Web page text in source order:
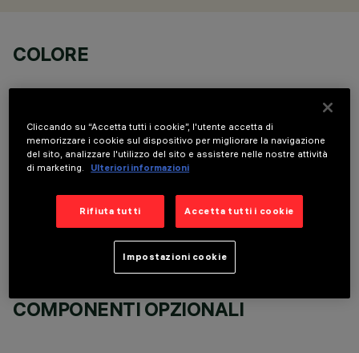
COLORE
ACCESSORI OBBLIGATORI
È necessario ordinare uno degli accessori obbligatori per installare e utilizzare correttamente il
COMPONENTI OPZIONALI
Cliccando su “Accetta tutti i cookie”, l'utente accetta di
memorizzare i cookie sul dispositivo per migliorare la navigazione
del sito, analizzare l'utilizzo del sito e assistere nelle nostre attività
di marketing.
Ulteriori informazioni
Rifiuta tutti Accetta tutti i cookie
Impostazioni cookie